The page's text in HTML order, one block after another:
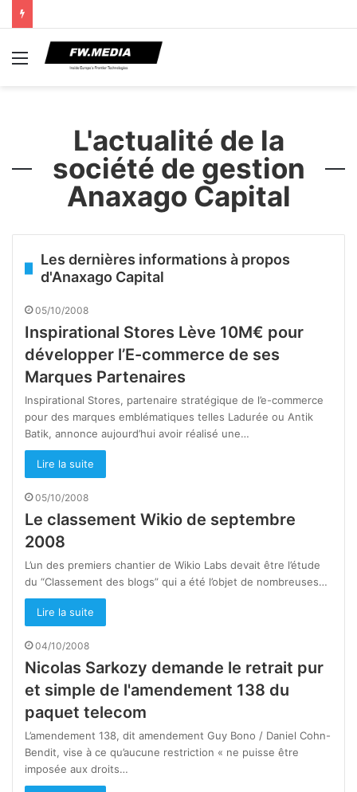
Menu
L'actualité de la
société de gestion
Anaxago Capital
Les dernières informations à propos
d'Anaxago Capital
05/10/2008
Inspirational Stores Lève 10M€ pour
développer l’E-commerce de ses
Marques Partenaires
Inspirational Stores, partenaire stratégique de l’e-commerce
pour des marques emblématiques telles Ladurée ou Antik
Batik, annonce aujourd’hui avoir réalisé une…
Lire la suite
05/10/2008
Le classement Wikio de septembre
2008
L’un des premiers chantier de Wikio Labs devait être l’étude
du “Classement des blogs” qui a été l’objet de nombreuses…
Lire la suite
04/10/2008
Nicolas Sarkozy demande le retrait pur
et simple de l'amendement 138 du
paquet telecom
L’amendement 138, dit amendement Guy Bono / Daniel Cohn-
Bendit, vise à ce qu’aucune restriction « ne puisse être
imposée aux droits…